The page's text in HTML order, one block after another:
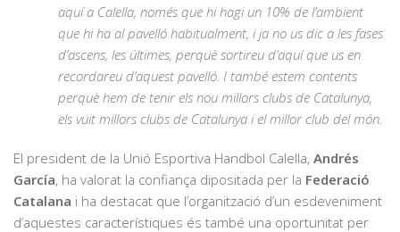
aquí a Calella, només que hi hagi un 10% de l’ambient
que hi ha al pavelló habitualment, i ja no us dic a les fases
d’ascens, les últimes, perquè sortireu d’aquí que us en
recordareu d’aquest pavelló. I també estem contents
perquè hem de tenir els nou millors clubs de Catalunya,
els vuit millors clubs de Catalunya i el millor club del món.
El president de la Unió Esportiva Handbol Calella, Andrés
García, ha valorat la confiança dipositada per la Federació
Catalana i ha destacat que l’organització d’un esdeveniment
d’aquestes característiques és també una oportunitat per